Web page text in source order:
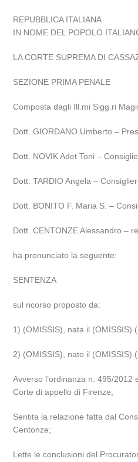
REPUBBLICA ITALIANA
IN NOME DEL POPOLO
LA CORTE SUPREMA DI
SEZIONE PRIMA PENALE
Composta dagli Ill.mi Sigg.ri
Dott. GIORDANO Umberto –
Dott. NOVIK Adet Toni –
Dott. TARDIO Angela –
Dott. BONITO F. Maria S. –
Dott. CENTONZE Alessandro –
ha pronunciato la seguente:
SENTENZA
sul ricorso proposto da:
1) (OMISSIS), nata il (OMISSIS)
2) (OMISSIS), nato il (OMISSIS)
Avverso l’ordinanza n. 495/2012
Corte di appello di Firenze;
Sentita la relazione fatta dal
Centonze;
Lette le conclusioni del